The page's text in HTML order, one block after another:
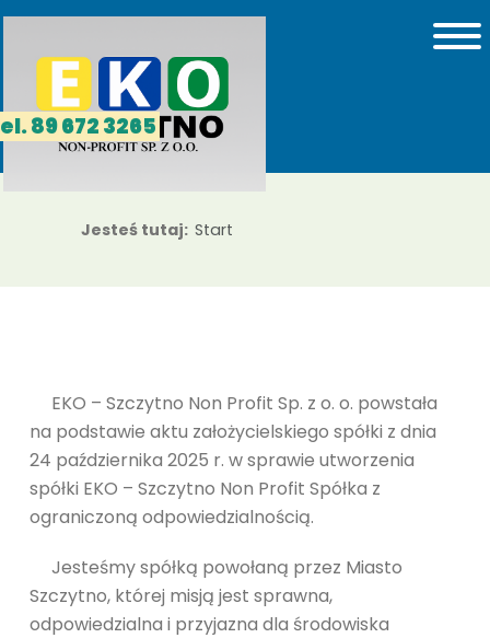
89 672 3265
Jesteś tutaj: Start
EKO – Szczytno Non Profit Sp. z o. o. powstała
na podstawie aktu założycielskiego spółki z dnia
24 października 2025 r. w sprawie utworzenia
spółki EKO – Szczytno Non Profit Spółka z
ograniczoną odpowiedzialnością.
Jesteśmy spółką powołaną przez Miasto
Szczytno, której misją jest sprawna,
odpowiedzialna i przyjazna dla środowiska